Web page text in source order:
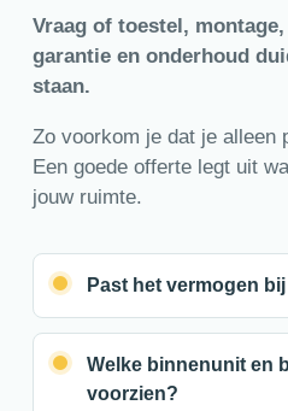
Vraag of toestel,
garantie en onderhoud
staan.
Zo voorkom je dat je alleen
Een goede offerte legt uit
jouw ruimte.
Past het vermogen
Welke binnenunit en
voorzien?